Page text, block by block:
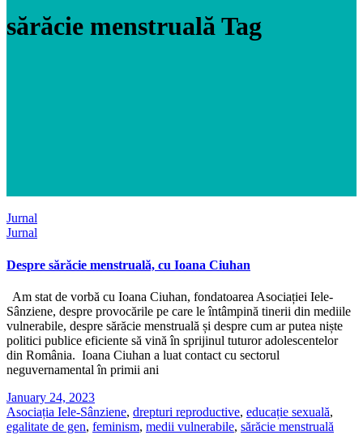
sărăcie menstruală Tag
Jurnal
Jurnal
Despre sărăcie menstruală, cu Ioana Ciuhan
Am stat de vorbă cu Ioana Ciuhan, fondatoarea Asociației Iele-
Sânziene, despre provocările pe care le întâmpină tinerii din mediile
vulnerabile, despre sărăcie menstruală și despre cum ar putea niște
politici publice eficiente să vină în sprijinul tuturor adolescentelor
din România. Ioana Ciuhan a luat contact cu sectorul
neguvernamental în primii ani
January 24, 2023
Asociația Iele-Sânziene, drepturi reproductive, educație sexuală,
egalitate de gen, feminism, medii vulnerabile, sărăcie menstruală